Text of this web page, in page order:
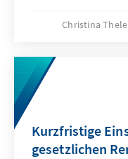
diese noch bis
Internationalität
Wissenstreiber
spätestens seit
Kooperationen
Christina
Kurzfristige
gesetzlichen